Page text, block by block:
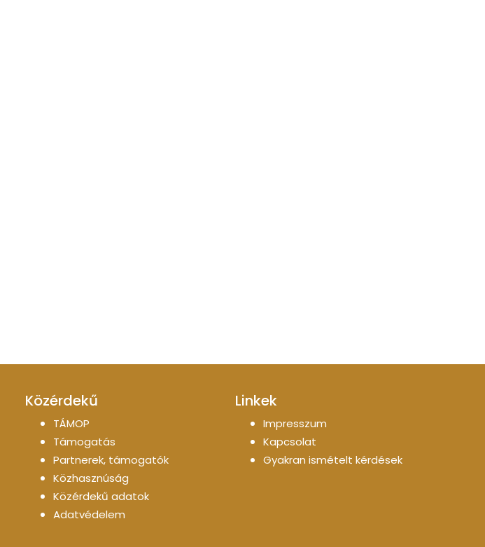
Közérdekű
TÁMOP
Támogatás
Partnerek, támogatók
Közhasznúság
Közérdekű adatok
Adatvédelem
Linkek
Impresszum
Kapcsolat
Gyakran ismételt kérdések